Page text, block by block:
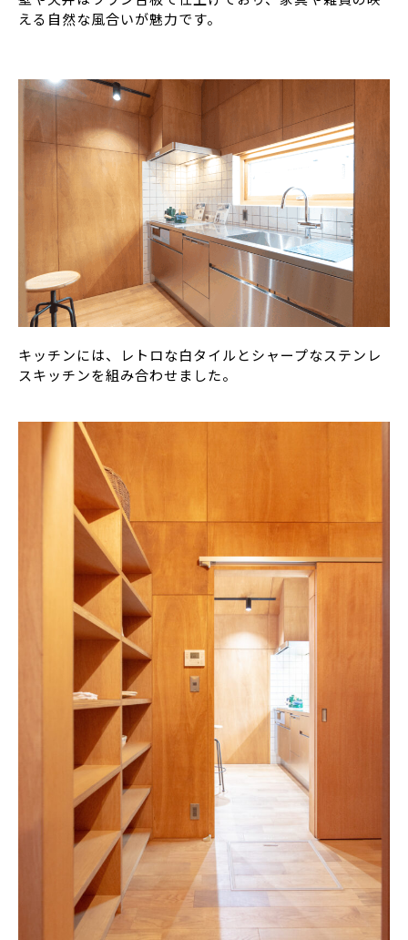
える自然な風合いが魅力です。
キッチンには、レトロな白タイルとシャープなステンレ
スキッチンを組み合わせました。